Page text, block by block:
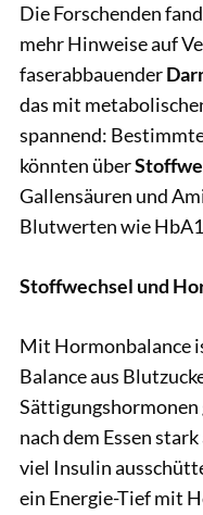
Die Forschenden
mehr Hinweise auf
faserabbauender
das mit
spannend:
könnten über
Gallensäuren und
Blutwerten wie
Stoffwechsel und
Mit Hormonbalance
Balance aus
nach dem Essen
viel Insulin
ein Energie-Tief mit